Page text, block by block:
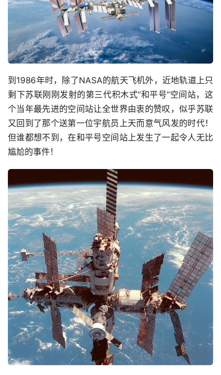
到1986年时，除了NASA的航天飞机外，近地轨道上只
剩下苏联刚刚发射的第三代积木式“和平号”空间站，这
个当年最先进的空间站让全世界由衷的赞叹，似乎苏联
又回到了那个送第一位宇航员上天而意气风发的时代！
但谁都想不到，在和平号空间站上发生了一起令人无比
尴尬的事件！